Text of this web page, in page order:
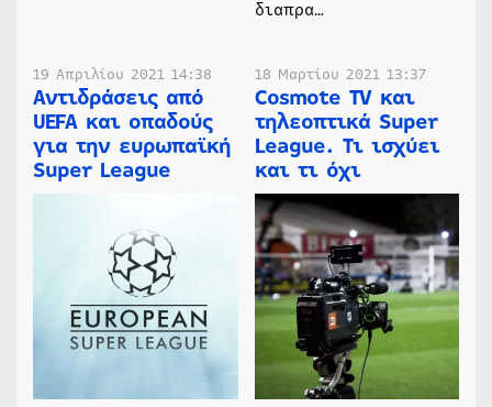
διαπρα…
19 Απριλίου 2021 14:38
Αντιδράσεις από
UEFA και οπαδούς
για την ευρωπαϊκή
Super League
18 Μαρτίου 2021 13:37
Cosmote TV και
τηλεοπτικά Super
League. Τι ισχύει
και τι όχι